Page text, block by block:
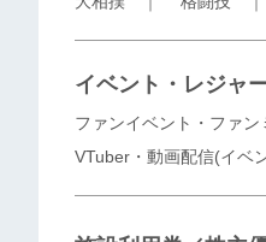
イベント・レジャ
ファンイベント・ファン
VTuber・動画配信(イベ